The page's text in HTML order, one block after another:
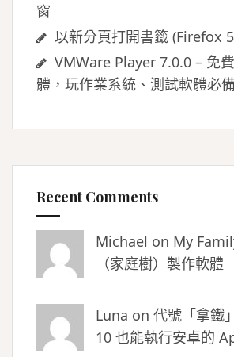
窗
以新分頁打開書籤 (Firefox
VMWare Player 7.0.0 – 免
體，玩作業系統、測試軟體必備
Recent Comments
Michael on My
（家庭樹）製作軟體
Luna on 代號「拿鐵
10 也能執行安卓的